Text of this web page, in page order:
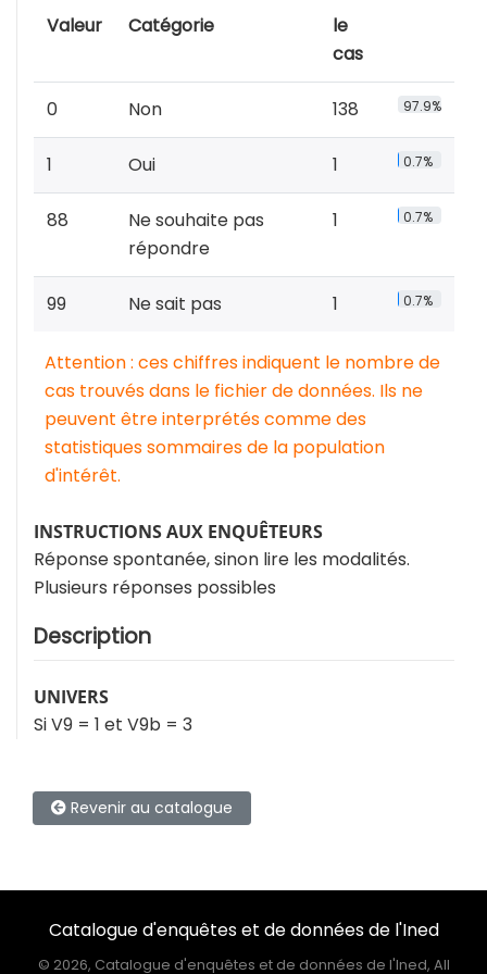
Valeur Catégorie
le
cas
0 Non 138 97.9%
1 Oui 1 0.7%
88
Ne souhaite pas
répondre
1 0.7%
99 Ne sait pas 1 0.7%
Attention : ces chiffres indiquent le nombre de
cas trouvés dans le fichier de données. Ils ne
peuvent être interprétés comme des
statistiques sommaires de la population
d'intérêt.
INSTRUCTIONS AUX ENQUÊTEURS
Réponse spontanée, sinon lire les modalités.
Plusieurs réponses possibles
Description
UNIVERS
Si V9 = 1 et V9b = 3
Revenir au catalogue
Catalogue d'enquêtes et de données de l'Ined
© 2026, Catalogue d'enquêtes et de données de l'Ined, All